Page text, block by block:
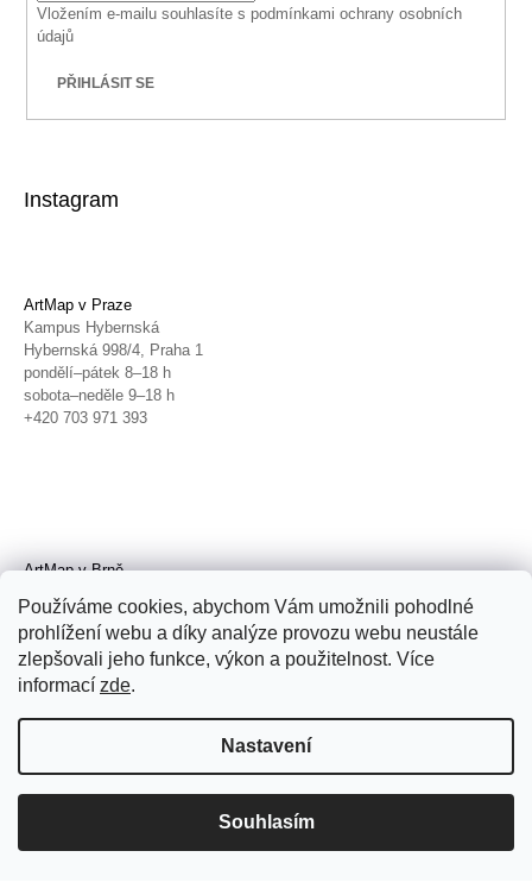
Používáme cookies, abychom Vám umožnili pohodlné
prohlížení webu a díky analýze provozu webu neustále
zlepšovali jeho funkce, výkon a použitelnost. Více
informací zde.
Nastavení
Souhlasím
Vložením e-mailu souhlasíte s podmínkami ochrany osobních
údajů
PŘIHLÁSIT SE
Instagram
ArtMap v Praze
Kampus Hybernská
Hybernská 998/4, Praha 1
pondělí–pátek 8–18 h
sobota–neděle 9–18 h
+420 703 971 393
ArtMap v Brně
Radnická 4, Brno
úterý–pátek 11–19 h
sobota 14–19 h
+420 702 152 298